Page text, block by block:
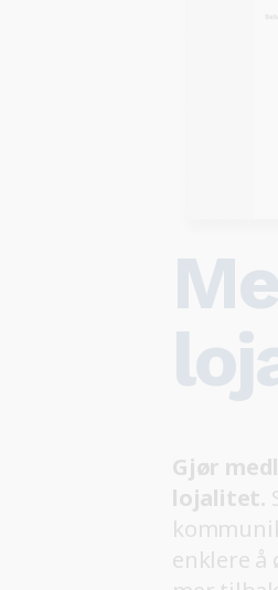
Gjør
lojalitet.
enklere å